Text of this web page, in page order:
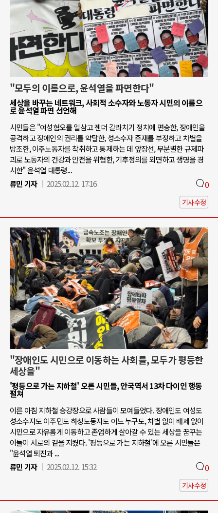
"모두의 이름으로, 윤석열을 파면한다"
세상을 바꾸는 네트워크, 사회적 소수자와 노동자 시민의 이름으
로 윤석열 파면 선언해
시민들은 "여성혐오를 일삼고 젠더 갈라치기 정치에 편승한, 장애인을
공격하고 장애인의 권리를 약탈한, 성소수자 존재를 부정하고 차별을
방조한, 이주노동자를 착취하고 통제하는 데 앞장선, 무분별한 규제파
괴로 노동자의 건강과 안전을 위협한, 기후정의를 외면하고 생명을 경
시한" 윤석열 대통령...
류민 기자
2025.02.12. 17:16 0
기사수정
"장애인도 시민으로 이동하는 사회를, 모두가 평등한
세상을"
'평등으로 가는 지하철' 오른 시민들, 안국역서 13차 다이인 행동
펼쳐
이른 아침 지하철 승강장으로 사람들이 모여들었다. 장애인도 여성도
성소수자도 이주민도 하청노동자도 어느 누구도, 차별 없이 배제 없이
시민으로 자유롭게 이동하고 존엄하게 살아갈 수 있는 세상을 꿈꾸는
이들이 서로의 곁을 지켰다. '평등으로 가는 지하철'에 오른 시민들은
"윤석열 퇴진과 ...
류민 기자
2025.02.12. 15:32 0
기사수정